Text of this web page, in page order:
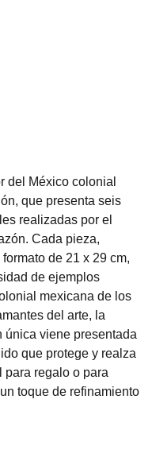
del México colonial
que presenta seis
realizadas por el
Cada pieza,
de 21 x 29 cm,
de ejemplos
mexicana de los
del arte, la
única viene presentada
que protege y realza
para regalo o para
toque de refinamiento